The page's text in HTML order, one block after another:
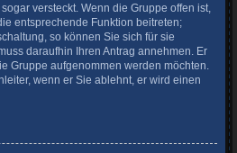
versteckt. Wenn die Gruppe offen ist,
entsprechende Funktion beitreten;
so können Sie sich für sie
daraufhin Ihren Antrag annehmen. Er
Gruppe aufgenommen werden möchten.
wenn er Sie ablehnt, er wird einen